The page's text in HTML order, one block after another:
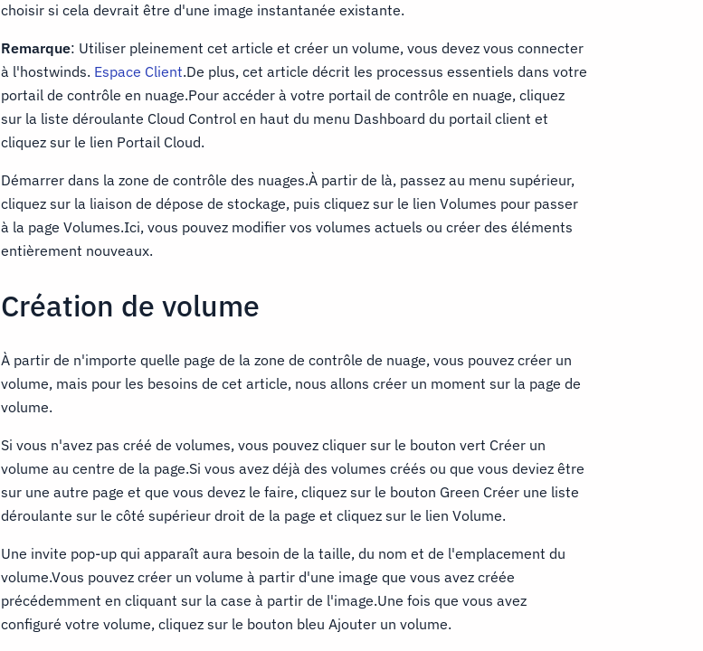
choisir si cela devrait être d'une image instantanée existante.
Remarque: Utiliser pleinement cet article et créer un volume, vous devez vous connecter
à l'hostwinds. Espace Client.De plus, cet article décrit les processus essentiels dans votre
portail de contrôle en nuage.Pour accéder à votre portail de contrôle en nuage, cliquez
sur la liste déroulante Cloud Control en haut du menu Dashboard du portail client et
cliquez sur le lien Portail Cloud.
Démarrer dans la zone de contrôle des nuages.À partir de là, passez au menu supérieur,
cliquez sur la liaison de dépose de stockage, puis cliquez sur le lien Volumes pour passer
à la page Volumes.Ici, vous pouvez modifier vos volumes actuels ou créer des éléments
entièrement nouveaux.
Création de volume
À partir de n'importe quelle page de la zone de contrôle de nuage, vous pouvez créer un
volume, mais pour les besoins de cet article, nous allons créer un moment sur la page de
volume.
Si vous n'avez pas créé de volumes, vous pouvez cliquer sur le bouton vert Créer un
volume au centre de la page.Si vous avez déjà des volumes créés ou que vous deviez être
sur une autre page et que vous devez le faire, cliquez sur le bouton Green Créer une liste
déroulante sur le côté supérieur droit de la page et cliquez sur le lien Volume.
Une invite pop-up qui apparaît aura besoin de la taille, du nom et de l'emplacement du
volume.Vous pouvez créer un volume à partir d'une image que vous avez créée
précédemment en cliquant sur la case à partir de l'image.Une fois que vous avez
configuré votre volume, cliquez sur le bouton bleu Ajouter un volume.